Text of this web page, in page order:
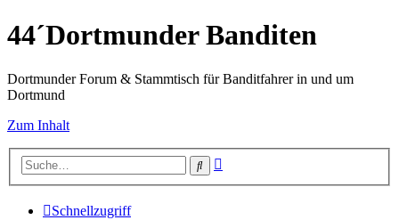
44´Dortmunder Banditen
Dortmunder Forum & Stammtisch für Banditfahrer in und um
Dortmund
Zum Inhalt
Suche
Schnellzugriff